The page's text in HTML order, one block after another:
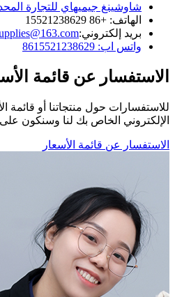
شاوشينغ جيميهاي للتجارة
الهاتف: +86 15521238629
بريد إلكتروني:
واتس اب: 8615521238629
الاستفسار عن قائمة
للاستفسارات حول منتجاتنا أو قائمة
الإلكتروني الخاص بك لنا وسنكون على
الاستفسار عن قائمة الأسعار